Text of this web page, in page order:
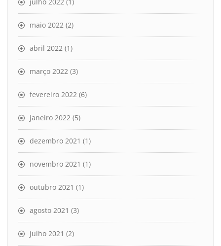
julho 2022 (1)
maio 2022 (2)
abril 2022 (1)
março 2022 (3)
fevereiro 2022 (6)
janeiro 2022 (5)
dezembro 2021 (1)
novembro 2021 (1)
outubro 2021 (1)
agosto 2021 (3)
julho 2021 (2)